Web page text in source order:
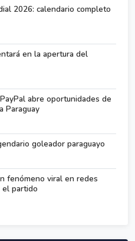
2026: calendario completo
en la apertura del
abre oportunidades de
Paraguay
goleador paraguayo
fenómeno viral en redes
partido